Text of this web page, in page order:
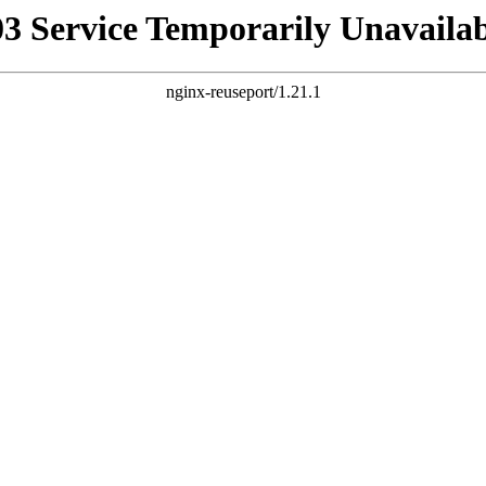
Service Temporarily
nginx-reuseport/1.21.1